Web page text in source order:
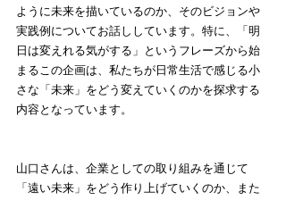
ように未来を描いているのか、そのビジョンや
実践例についてお話ししています。特に、「明
日は変えれる気がする」というフレーズから始
まるこの企画は、私たちが日常生活で感じる小
さな「未来」をどう変えていくのかを探求する
内容となっています。
山口さんは、企業としての取り組みを通じて
「遠い未来」をどう作り上げていくのか、また